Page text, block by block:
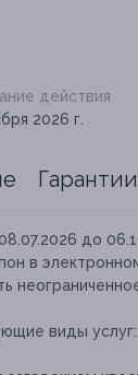
действия
2026 г.
Гарантии
до
в
виды услуг: